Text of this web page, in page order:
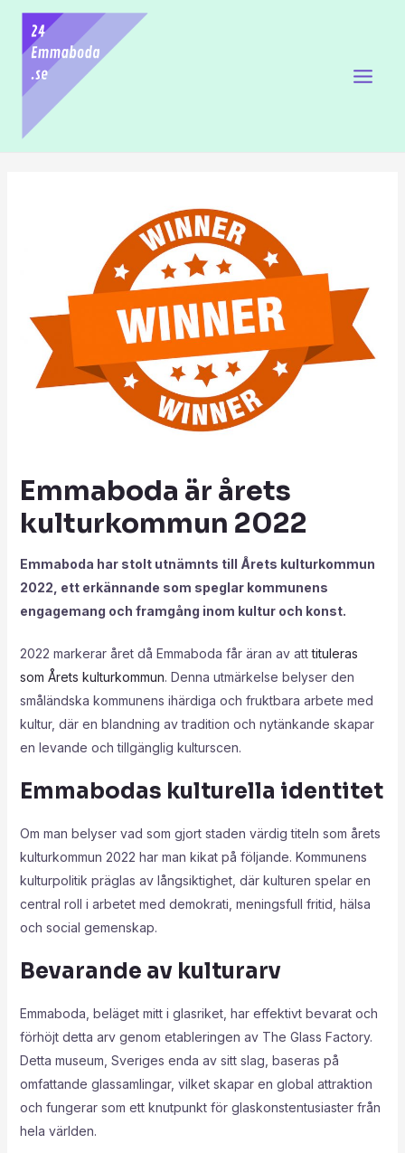
Emmaboda är årets
kulturkommun 2022
Emmaboda har stolt utnämnts till Årets kulturkommun
2022, ett erkännande som speglar kommunens
engagemang och framgång inom kultur och konst.
2022 markerar året då Emmaboda får äran av atttituleras
som Årets kulturkommun. Denna utmärkelse belyser den
småländska kommunens ihärdiga och fruktbara arbete med
kultur, där en blandning av tradition och nytänkande skapar
en levande och tillgänglig kulturscen.
Emmabodas kulturella identitet
Om man belyser vad som gjort staden värdig titeln som årets
kulturkommun 2022 har man kikat på följande. Kommunens
kulturpolitik präglas av långsiktighet, där kulturen spelar en
central roll i arbetet med demokrati, meningsfull fritid, hälsa
och social gemenskap.
Bevarande av kulturarv
Emmaboda, beläget mitt i glasriket, har effektivt bevarat och
förhöjt detta arv genom etableringen av The Glass Factory.
Detta museum, Sveriges enda av sitt slag, baseras på
omfattande glassamlingar, vilket skapar en global attraktion
och fungerar som ett knutpunkt för glaskonstentusiaster från
hela världen.